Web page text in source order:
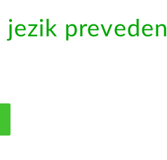
jezik preveden